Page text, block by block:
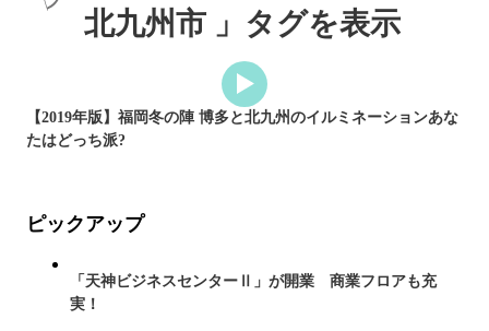
北九州市 」タグを表示
【2019年版】福岡冬の陣 博多と北九州のイルミネーションあな
たはどっち派?
ピックアップ
「天神ビジネスセンターⅡ」が開業 商業フロアも充
実！